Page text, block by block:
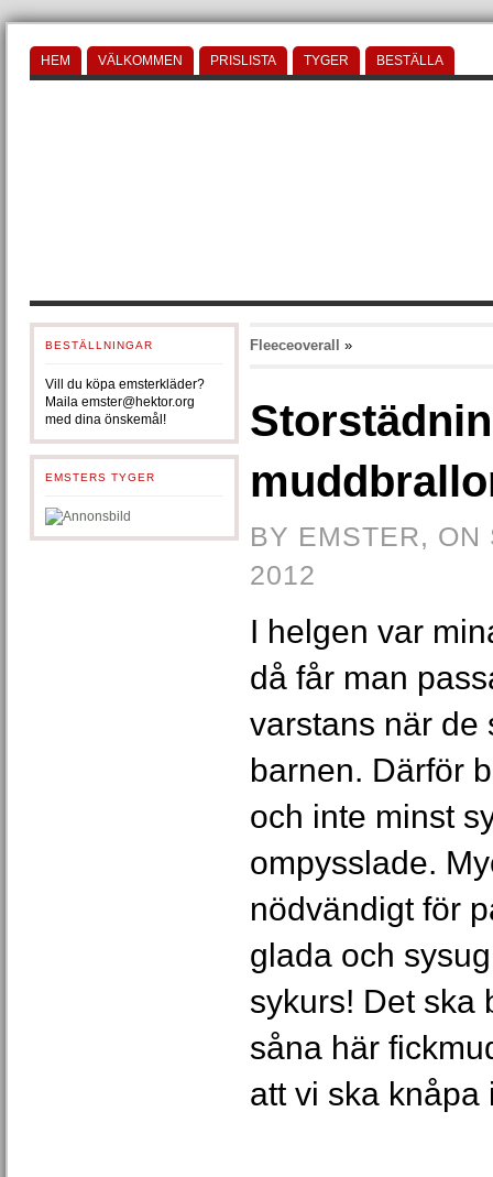
HEM VÄLKOMMEN PRISLISTA TYGER BESTÄLLA
BESTÄLLNINGAR
Vill du köpa emsterkläder?
Maila emster@hektor.org
med dina önskemål!
EMSTERS TYGER
Fleeceoverall »
BY EMSTER,
2012
I helgen var
då får man
varstans när de
barnen. Därför
och inte minst
ompysslade.
nödvändigt för
glada och
sykurs! Det ska
såna här
att vi ska knåpa